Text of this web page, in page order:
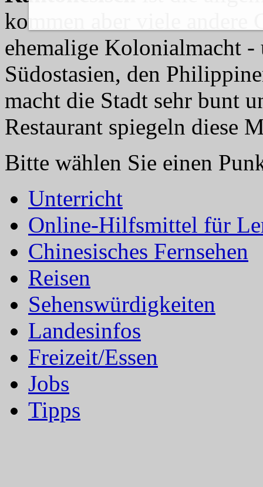
kommen aber viele andere
ehemalige Kolonialmacht -
Südostasien, den
macht die Stadt sehr bunt
Restaurant spiegeln diese
Bitte wählen Sie einen
Unterricht
Online-Hilfsmittel für
Chinesisches Fernsehen
Reisen
Sehenswürdigkeiten
Landesinfos
Freizeit/Essen
Jobs
Tipps